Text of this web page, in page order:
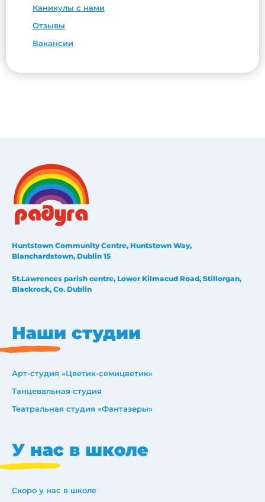
Каникулы с нами
Отзывы
Вакансии
Huntstown Community Centre, Huntstown Way,
Blanchardstown, Dublin 15
St.Lawrences parish centre, Lower Kilmacud Road, Stillorgan,
Blackrock, Co. Dublin
Наши студии
Арт-студия «Цветик-семицветик»
Танцевальная студия
Театральная студия «Фантазеры»
У нас в школе
Скоро у нас в школе